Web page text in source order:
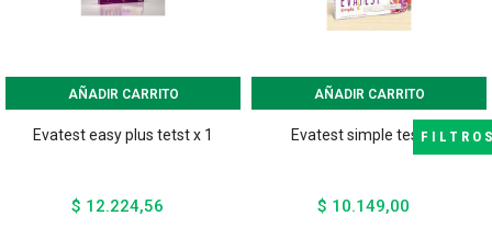
AÑADIR CARRITO
Evatest easy plus tetst x 1
$ 12.224,56
AÑADIR CARRITO
Evatest simple test x 1
$ 10.149,00